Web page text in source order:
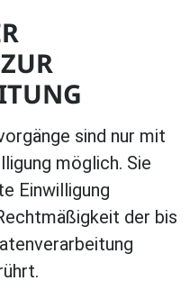
sind nur mit
möglich. Sie
Einwilligung
der bis